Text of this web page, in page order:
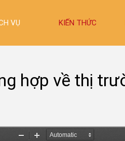
VỤ KIẾN THỨC
hợp về thị